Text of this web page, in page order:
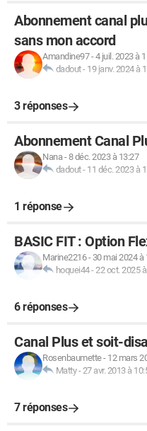
Abonnement canal
sans mon accord
Amandine97-4 juil. 2023 à
dadout- 19 janv. 2024 à
3 réponses
Abonnement Canal
Nana-8 déc. 2023 à 13:27
dadout- 11 déc. 2023 à
1 réponse
BASIC FIT : Option
Marine2216- 30 mai 2024 à
hoquei44-22 oct. 2025
6 réponses
Canal Plus et soit-
Rosenbaumette- 12 mars
Matty-27 avr. 2013 à
7 réponses